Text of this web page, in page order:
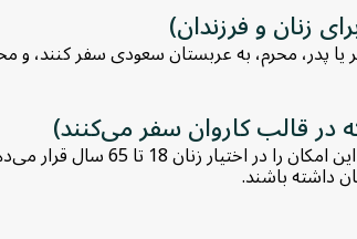
زنان و فرزندان)
یا پدر، محرم، به عربستان سعودی سفر کنند، و
در قالب کاروان سفر می‌کنند)
قوانین جدید عمره
داشته باشند.